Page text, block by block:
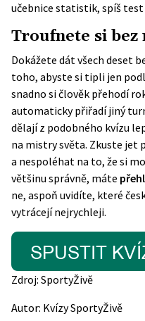
učebnice statistik, spíš
Troufnete si bez
Dokážete dát všech deset
toho, abyste si tipli jen
snadno si člověk přehodí
automaticky přiřadí jiný
dělají z podobného kvízu
na mistry světa. Zkuste jet
a nespoléhat na to, že si
většinu správně, máte
ne, aspoň uvidíte, které
vytrácejí nejrychleji.
Zdroj: SportyŽivě
Autor: Kvízy SportyŽivě